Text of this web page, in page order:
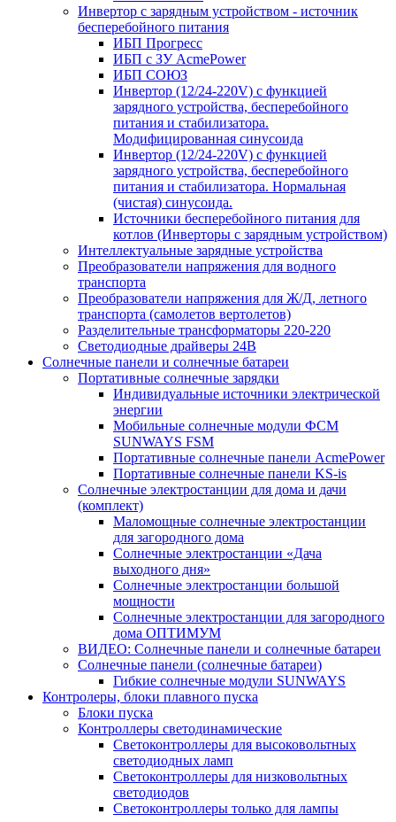
Инвертор с зарядным устройством - источник
бесперебойного питания
ИБП Прогресс
ИБП с ЗУ AcmePower
ИБП СОЮЗ
Инвертор (12/24-220V) с функцией
зарядного устройства, бесперебойного
питания и стабилизатора.
Модифицированная синусоида
Инвертор (12/24-220V) с функцией
зарядного устройства, бесперебойного
питания и стабилизатора. Нормальная
(чистая) синусоида.
Источники бесперебойного питания для
котлов (Инверторы с зарядным устройством)
Интеллектуальные зарядные устройства
Преобразователи напряжения для водного
транспорта
Преобразователи напряжения для Ж/Д, летного
транспорта (самолетов вертолетов)
Разделительные трансформаторы 220-220
Светодиодные драйверы 24В
Солнечные панели и солнечные батареи
Портативные солнечные зарядки
Индивидуальные источники электрической
энергии
Мобильные солнечные модули ФСМ
SUNWAYS FSM
Портативные солнечные панели AcmePower
Портативные солнечные панели KS-is
Солнечные электростанции для дома и дачи
(комплект)
Маломощные солнечные электростанции
для загородного дома
Солнечные электростанции «Дача
выходного дня»
Солнечные электростанции большой
мощности
Солнечные электростанции для загородного
дома ОПТИМУМ
ВИДЕО: Солнечные панели и солнечные батареи
Солнечные панели (солнечные батареи)
Гибкие солнечные модули SUNWAYS
Контролеры, блоки плавного пуска
Блоки пуска
Контроллеры светодинамические
Светоконтроллеры для высоковольтных
светодиодных ламп
Светоконтроллеры для низковольтных
светодиодов
Светоконтроллеры только для лампы